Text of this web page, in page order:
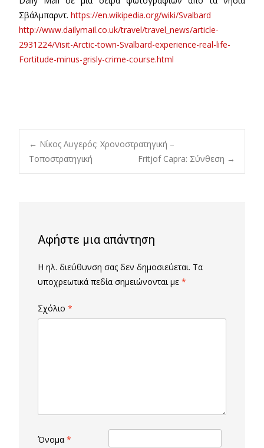
Σβάλμπαρντ. https://en.wikipedia.org/wiki/Svalbard
http://www.dailymail.co.uk/travel/travel_news/article-
2931224/Visit-Arctic-town-Svalbard-experience-real-life-
Fortitude-minus-grisly-crime-course.html
Post
← Νίκος Λυγερός: Χρονοστρατηγική –
Τοποστρατηγική
Fritjof Capra: Σύνθεση →
Αφήστε μια απάντηση
Η ηλ. διεύθυνση σας δεν δημοσιεύεται. Τα
υποχρεωτικά πεδία σημειώνονται με *
Σχόλιο *
Όνομα *